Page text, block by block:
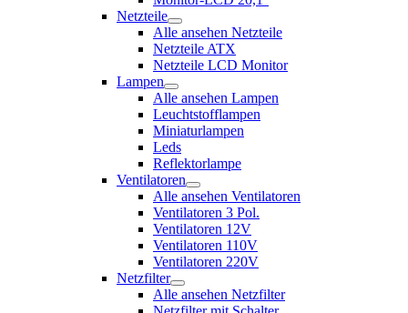
Netzteile
Alle ansehen Netzteile
Netzteile ATX
Netzteile LCD Monitor
Lampen
Alle ansehen Lampen
Leuchtstofflampen
Miniaturlampen
Leds
Reflektorlampe
Ventilatoren
Alle ansehen Ventilatoren
Ventilatoren 3 Pol.
Ventilatoren 12V
Ventilatoren 110V
Ventilatoren 220V
Netzfilter
Alle ansehen Netzfilter